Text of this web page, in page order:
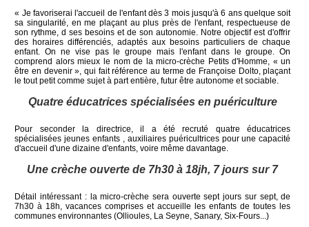
« Je favoriserai l'accueil de l'enfant dès 3 mois jusqu'à 6 ans quelque soit
sa singularité, en me plaçant au plus près de l'enfant, respectueuse de
son rythme, d ses besoins et de son autonomie. Notre objectif est d'offrir
des horaires différenciés, adaptés aux besoins particuliers de chaque
enfant. On ne vise pas le groupe mais l'enfant dans le groupe. On
comprend alors mieux le nom de la micro-crèche Petits d'Homme, « un
être en devenir », qui fait référence au terme de Françoise Dolto, plaçant
le tout petit comme sujet à part entière, futur être autonome et sociable.
Quatre éducatrices spécialisées en puériculture
Pour seconder la directrice, il a été recruté quatre éducatrices
spécialisées jeunes enfants , auxiliaires puéricultrices pour une capacité
d'accueil d'une dizaine d'enfants, voire même davantage.
Une crèche ouverte de 7h30 à 18jh, 7 jours sur 7
Détail intéressant : la micro-crèche sera ouverte sept jours sur sept, de
7h30 à 18h, vacances comprises et accueille les enfants de toutes les
communes environnantes (Ollioules, La Seyne, Sanary, Six-Fours...)